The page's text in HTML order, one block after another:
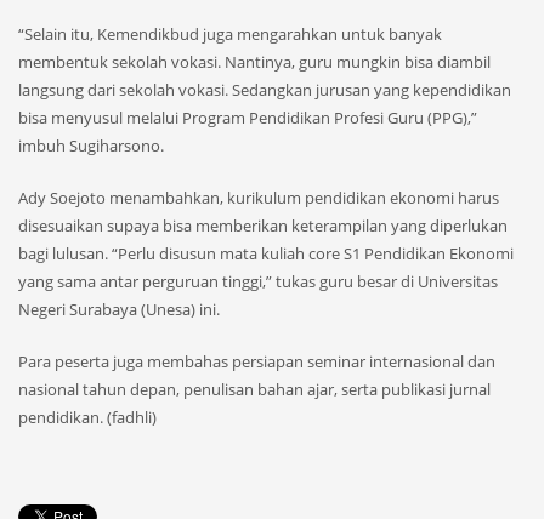
“Selain itu, Kemendikbud juga mengarahkan untuk banyak
membentuk sekolah vokasi. Nantinya, guru mungkin bisa diambil
langsung dari sekolah vokasi. Sedangkan jurusan yang kependidikan
bisa menyusul melalui Program Pendidikan Profesi Guru (PPG),”
imbuh Sugiharsono.
Ady Soejoto menambahkan, kurikulum pendidikan ekonomi harus
disesuaikan supaya bisa memberikan keterampilan yang diperlukan
bagi lulusan. “Perlu disusun mata kuliah core S1 Pendidikan Ekonomi
yang sama antar perguruan tinggi,” tukas guru besar di Universitas
Negeri Surabaya (Unesa) ini.
Para peserta juga membahas persiapan seminar internasional dan
nasional tahun depan, penulisan bahan ajar, serta publikasi jurnal
pendidikan. (fadhli)